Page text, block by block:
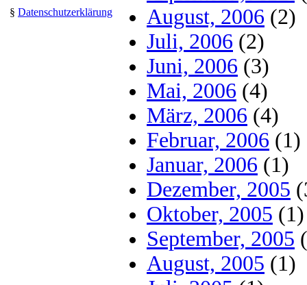
§ Datenschutzerklärung
August, 2006 (2)
Juli, 2006 (2)
Juni, 2006 (3)
Mai, 2006 (4)
März, 2006 (4)
Februar, 2006 (1)
Januar, 2006 (1)
Dezember, 2005
Oktober, 2005 (1)
September, 2005
August, 2005 (1)